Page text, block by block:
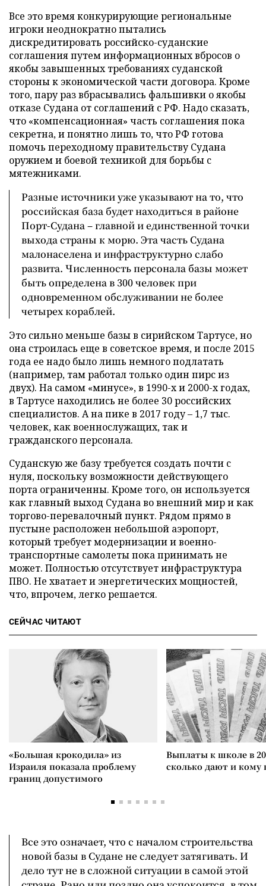
Все это время конкурирующие региональные
игроки неоднократно пытались
дискредитировать российско-суданские
соглашения путем информационных вбросов о
якобы завышенных требованиях суданской
стороны к экономической части договора. Кроме
того, пару раз вбрасывались фальшивки о якобы
отказе Судана от соглашений с РФ. Надо сказать,
что «компенсационная» часть соглашения пока
секретна, и понятно лишь то, что РФ готова
помочь переходному правительству Судана
оружием и боевой техникой для борьбы с
мятежниками.
Разные источники уже указывают на то, что
российская база будет находиться в районе
Порт-Судана – главной и единственной точки
выхода страны к морю. Эта часть Судана
малонаселена и инфраструктурно слабо
развита. Численность персонала базы может
быть определена в 300 человек при
одновременном обслуживании не более
четырех кораблей.
Это сильно меньше базы в сирийском Тартусе, но
она строилась еще в советское время, и после 2015
года ее надо было лишь немного подлатать
(например, там работал только один пирс из
двух). На самом «минусе», в 1990-х и 2000-х годах,
в Тартусе находились не более 30 российских
специалистов. А на пике в 2017 году – 1,7 тыс.
человек, как военнослужащих, так и
гражданского персонала.
Суданскую же базу требуется создать почти с
нуля, поскольку возможности действующего
порта ограниченны. Кроме того, он используется
как главный выход Судана во внешний мир и как
торгово-перевалочный пункт. Рядом прямо в
пустыне расположен небольшой аэропорт,
который требует модернизации и военно-
транспортные самолеты пока принимать не
может. Полностью отсутствует инфраструктура
ПВО. Не хватает и энергетических мощностей,
что, впрочем, легко решается.
СЕЙЧАС ЧИТАЮТ
«Большая крокодила» из
Израиля показала проблему
границ допустимого
Выплаты к школе в
сколько дают и
Все это означает, что с началом строительства
новой базы в Судане не следует затягивать. И
дело тут не в сложной ситуации в самой этой